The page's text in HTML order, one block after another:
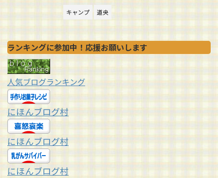
キャンプ 道央
ランキングに参加中！応援お願いします
人気ブログランキング
にほんブログ村
にほんブログ村
にほんブログ村